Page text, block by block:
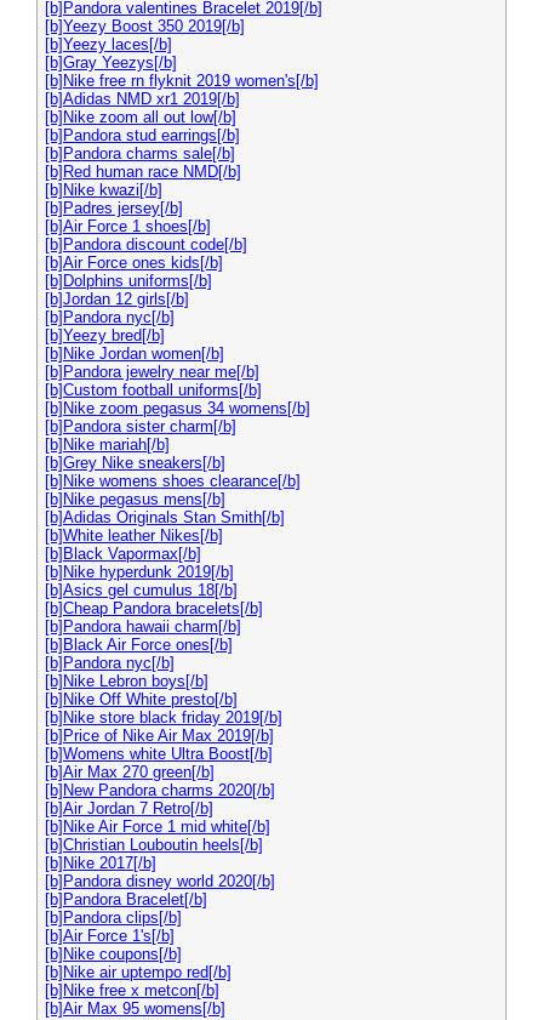
[b]Pandora valentines Bracelet 2019[/b]
[b]Yeezy Boost 350 2019[/b]
[b]Yeezy laces[/b]
[b]Gray Yeezys[/b]
[b]Nike free rn flyknit 2019 women's[/b]
[b]Adidas NMD xr1 2019[/b]
[b]Nike zoom all out low[/b]
[b]Pandora stud earrings[/b]
[b]Pandora charms sale[/b]
[b]Red human race NMD[/b]
[b]Nike kwazi[/b]
[b]Padres jersey[/b]
[b]Air Force 1 shoes[/b]
[b]Pandora discount code[/b]
[b]Air Force ones kids[/b]
[b]Dolphins uniforms[/b]
[b]Jordan 12 girls[/b]
[b]Pandora nyc[/b]
[b]Yeezy bred[/b]
[b]Nike Jordan women[/b]
[b]Pandora jewelry near me[/b]
[b]Custom football uniforms[/b]
[b]Nike zoom pegasus 34 womens[/b]
[b]Pandora sister charm[/b]
[b]Nike mariah[/b]
[b]Grey Nike sneakers[/b]
[b]Nike womens shoes clearance[/b]
[b]Nike pegasus mens[/b]
[b]Adidas Originals Stan Smith[/b]
[b]White leather Nikes[/b]
[b]Black Vapormax[/b]
[b]Nike hyperdunk 2019[/b]
[b]Asics gel cumulus 18[/b]
[b]Cheap Pandora bracelets[/b]
[b]Pandora hawaii charm[/b]
[b]Black Air Force ones[/b]
[b]Pandora nyc[/b]
[b]Nike Lebron boys[/b]
[b]Nike Off White presto[/b]
[b]Nike store black friday 2019[/b]
[b]Price of Nike Air Max 2019[/b]
[b]Womens white Ultra Boost[/b]
[b]Air Max 270 green[/b]
[b]New Pandora charms 2020[/b]
[b]Air Jordan 7 Retro[/b]
[b]Nike Air Force 1 mid white[/b]
[b]Christian Louboutin heels[/b]
[b]Nike 2017[/b]
[b]Pandora disney world 2020[/b]
[b]Pandora Bracelet[/b]
[b]Pandora clips[/b]
[b]Air Force 1's[/b]
[b]Nike coupons[/b]
[b]Nike air uptempo red[/b]
[b]Nike free x metcon[/b]
[b]Air Max 95 womens[/b]